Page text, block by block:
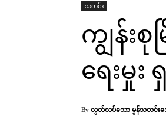
သတင်း
ကျွန်း
ရေးမှုး
By လွတ်လပ်သော မွန်သတင်းအ